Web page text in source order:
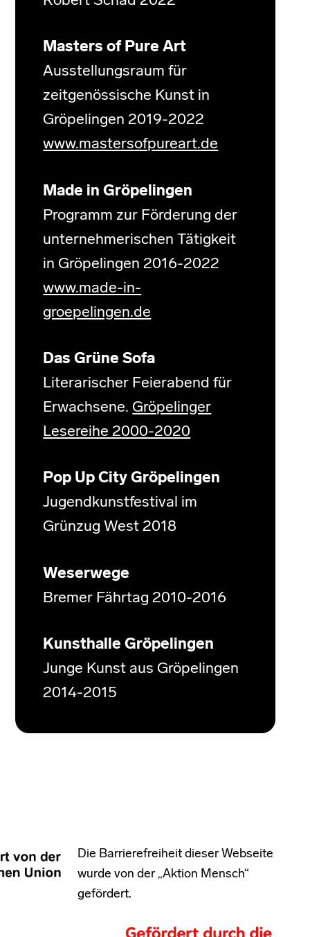
Masters of Pure Art
Ausstellungsraum für
zeitgenössische Kunst in
Gröpelingen 2019-2022
www.mastersofpureart.de
Made in Gröpelingen
Programm zur Förderung der
unternehmerischen Tätigkeit
in Gröpelingen 2016-2022
www.made-in-
groepelingen.de
Das Grüne Sofa
Literarischer Feierabend für
Erwachsene. Gröpelinger
Lesereihe 2000-2020
Pop Up City Gröpelingen
Jugendkunstfestival im
Grünzug West 2018
Weserwege
Bremer Fährtag 2010-2016
Kunsthalle Gröpelingen
Junge Kunst aus Gröpelingen
2014-2015
Die Barrierefreiheit dieser Webseite
wurde von der „Aktion Mensch“
gefördert.